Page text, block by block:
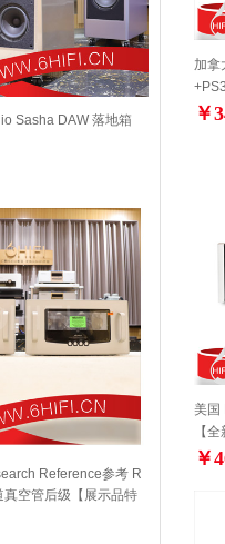
Sasha DAW 落地箱
Reference参考 R
真空管后级【展示品特
加拿
￥
美国
【
￥